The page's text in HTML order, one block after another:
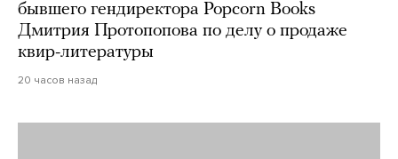
бывшего гендиректора Popcorn Books
Дмитрия Протопопова по делу о продаже
квир-литературы
20 часов назад